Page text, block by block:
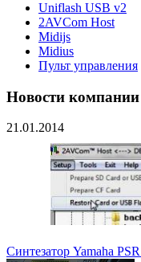
Uniflash USB v2
2AVCom Host
Midijs
Midius
Пульт управления
Новости компании
21.01.2014
Синтезатор Yamaha